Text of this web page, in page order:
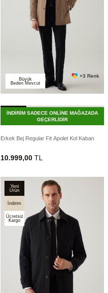
Büyük
Beden Mevcut
+3 Renk
İNDİRİM SADECE ONLİNE MAĞAZADA
GEÇERLİDİR
Erkek Bej Regular Fit Apolet Kol Kaban
10.999,00 TL
Yeni
Ürün
İndirim
Ücretsiz
Kargo